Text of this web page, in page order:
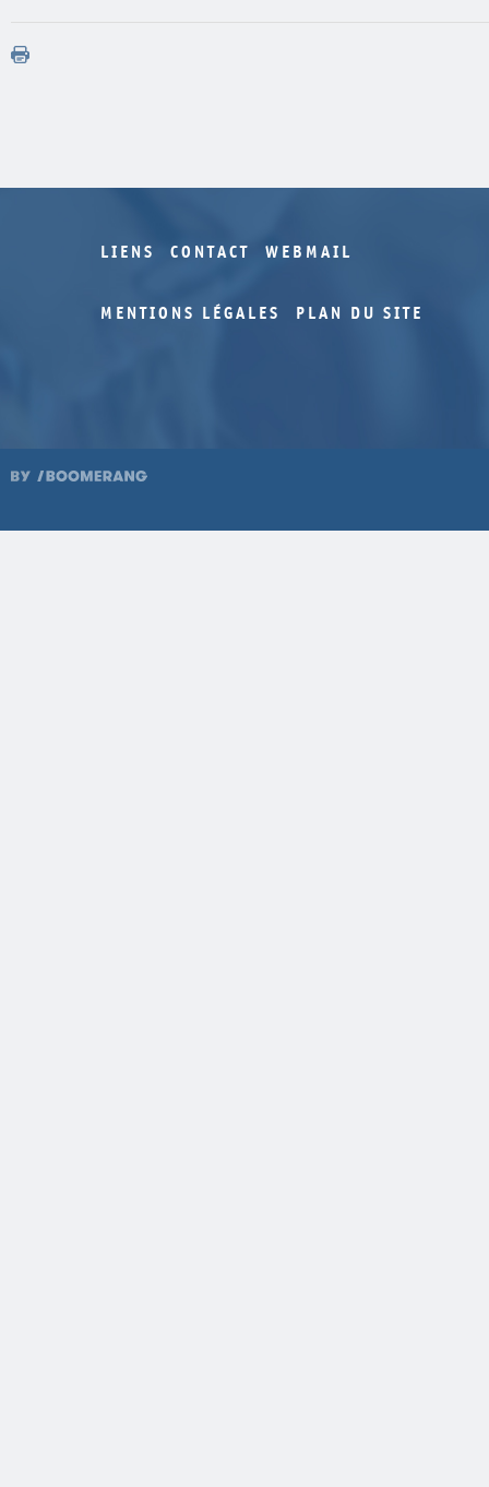
LIENS CONTACT WEBMAIL
MENTIONS LÉGALES PLAN DU SITE